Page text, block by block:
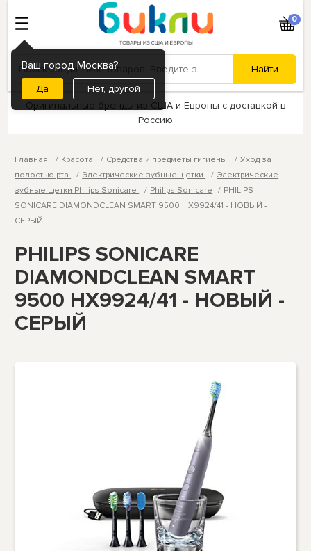
Ваш город Москва?
Нет, другой
0
Оригинальные бренды из США и Европы с доставкой в
Россию
Главная Красота Средства и предметы гигиены
Уход за
полостью рта
Электрические зубные щетки
Электрические
зубные щетки Philips Sonicare
Philips Sonicare
PHILIPS
SONICARE DIAMONDCLEAN SMART 9500 HX9924/41 - НОВЫЙ -
СЕРЫЙ
PHILIPS SONICARE
DIAMONDCLEAN SMART
9500 HX9924/41 - НОВЫЙ -
СЕРЫЙ